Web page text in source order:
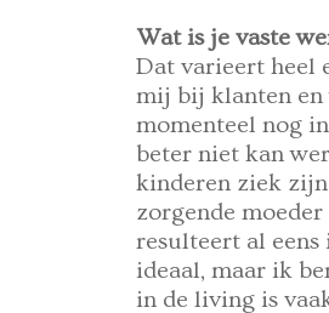
Wat is je vaste
Dat varieert heel
mij bij klanten
momenteel nog
beter niet kan
kinderen ziek
zorgende
resulteert al eens
ideaal, maar ik
in de living is